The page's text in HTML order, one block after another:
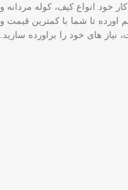
خود انواع کیف، کوله مردانه و
اورده تا شما با کمترین قیمت و
نیاز های خود را براورده سازید.